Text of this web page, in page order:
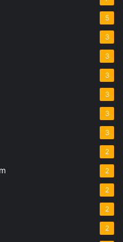
5
3
3
3
3
3
3
2
2
2
2
2